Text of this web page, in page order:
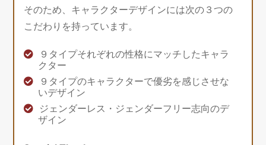
そのため、キャラクターデザインには次の３つの
こだわりを持っています。
９タイプそれぞれの性格にマッチしたキャラ
クター
９タイプのキャラクターで優劣を感じさせな
いデザイン
ジェンダーレス・ジェンダーフリー志向のデ
ザイン